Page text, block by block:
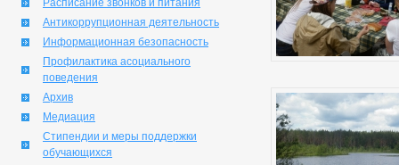
Расписание звонков и питания
Антикоррупционная деятельность
Информационная безопасность
Профилактика асоциального
поведения
Архив
Медиация
Стипендии и меры поддержки
обучающихся